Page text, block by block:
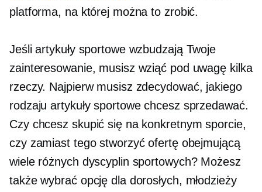
platforma, na której można to zrobić.
Jeśli artykuły sportowe wzbudzają Twoje
zainteresowanie, musisz wziąć pod uwagę kilka
rzeczy. Najpierw musisz zdecydować, jakiego
rodzaju artykuły sportowe chcesz sprzedawać.
Czy chcesz skupić się na konkretnym sporcie,
czy zamiast tego stworzyć ofertę obejmującą
wiele różnych dyscyplin sportowych? Możesz
także wybrać opcję dla dorosłych, młodzieży